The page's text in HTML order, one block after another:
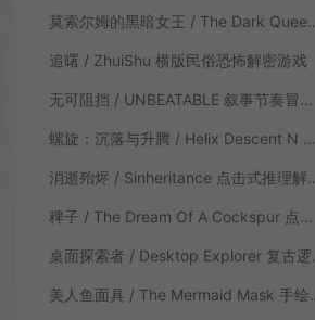
莫索尔姆的黑暗女王 / The
追曙 / ZhuiShu 横版民俗恐怖解密游戏
无可阻挡 / UNBEATABLE 叙事节奏冒险游戏
螺旋：沉落与升腾 / Helix Descent N Ascent 解谜冒险游戏
消逝殆烬 /
稗子 / The Dream Of A Cockspur 点击式剧情解谜游戏
桌面探
美人鱼面具 /